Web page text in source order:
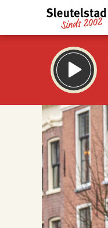
19.00
Inklappen